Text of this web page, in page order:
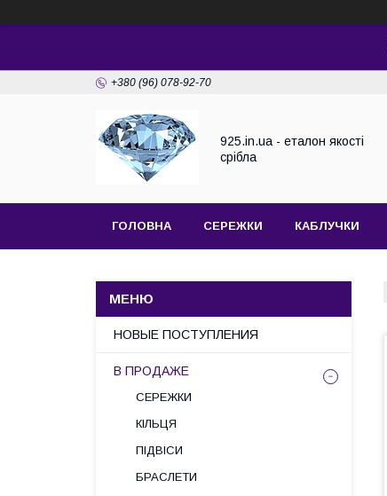
+380 (96) 078-92-70
925.in.ua - еталон якості
срібла
ГОЛОВНА СЕРЕЖКИ КАБЛУЧКИ
НОВЫЕ ПОСТУПЛЕНИЯ
В ПРОДАЖЕ
СЕРЕЖКИ
КІЛЬЦЯ
ПІДВІСИ
БРАСЛЕТИ